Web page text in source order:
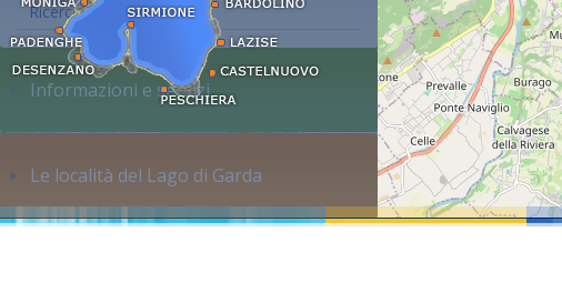
Ricerca alloggi...
Informazioni e servizi
Le località del Lago di Garda